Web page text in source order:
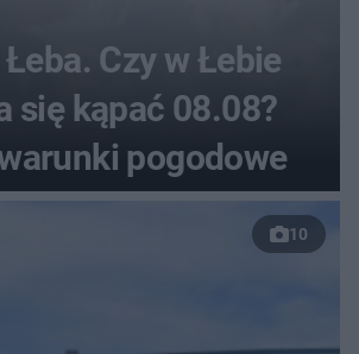
Czy w Łebie
się kąpać 08.08?
pogodowe
10